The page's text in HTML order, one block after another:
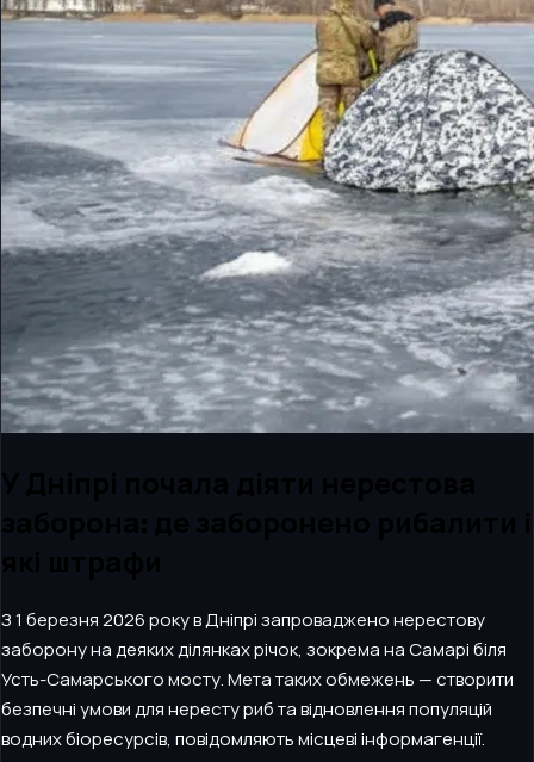
З 1 березня 2026 року в Дніпрі запроваджено нерестову
заборону на деяких ділянках річок, зокрема на Самарі біля
Усть-Самарського мосту. Мета таких обмежень — створити
безпечні умови для нересту риб та відновлення популяцій
водних біоресурсів, повідомляють місцеві інформагенції.